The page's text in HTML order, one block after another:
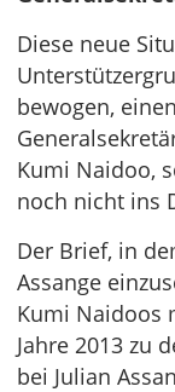
Diese neue
bewogen,
Kumi Naidoo,
noch nicht ins
Der Brief, in
Assange
Kumi Naidoos
Jahre 2013 zu
bei Julian